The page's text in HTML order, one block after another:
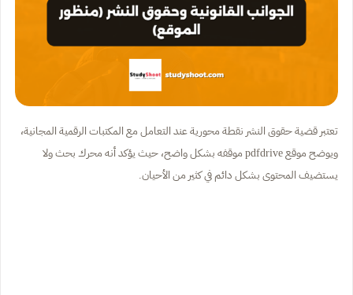
تعتبر قضية حقوق النشر نقطة محورية عند التعامل مع المكتبات الرقمية المجانية،
ويوضح موقع pdfdrive موقفه بشكل واضح، حيث يؤكد أنه محرك بحث ولا
يستضيف المحتوى بشكل دائم في كثير من الأحيان.